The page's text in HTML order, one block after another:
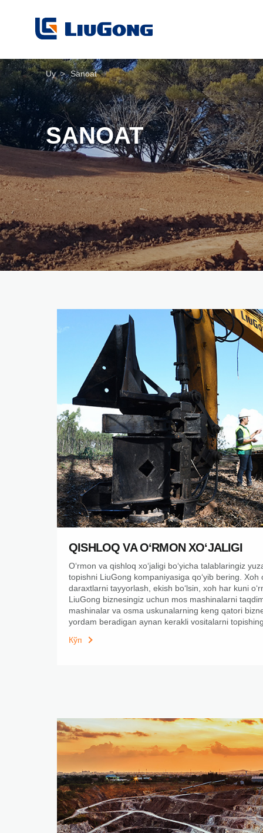
Uy > Sanoat
SANOAT
QISHLOQ VA OʻRMON XOʻJALIGI
Oʻrmon va qishloq xoʻjaligi boʻyicha talablaringiz
topishni LiuGong kompaniyasiga qoʻyib bering. Xoh
daraxtlarni tayyorlash, ekish boʻlsin, xoh har kuni
LiuGong biznesingiz uchun mos mashinalarni
mashinalar va osma uskunalarning keng qatori
yordam beradigan aynan kerakli vositalarni
Кўп